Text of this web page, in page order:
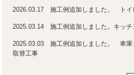
2026.03.17 施工例追加しました。 トイ
2025.03.14 施工例追加しました。キッチ
2025.03.03 施工例追加しました。 車庫
取替工事